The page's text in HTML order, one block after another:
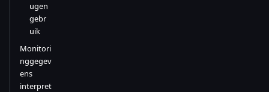
ugen
gebr
uik
Monitori
nggegev
ens
interpret